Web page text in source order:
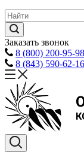
Заказать звонок
8 (800) 200-95-98
8 (843) 590-62-16